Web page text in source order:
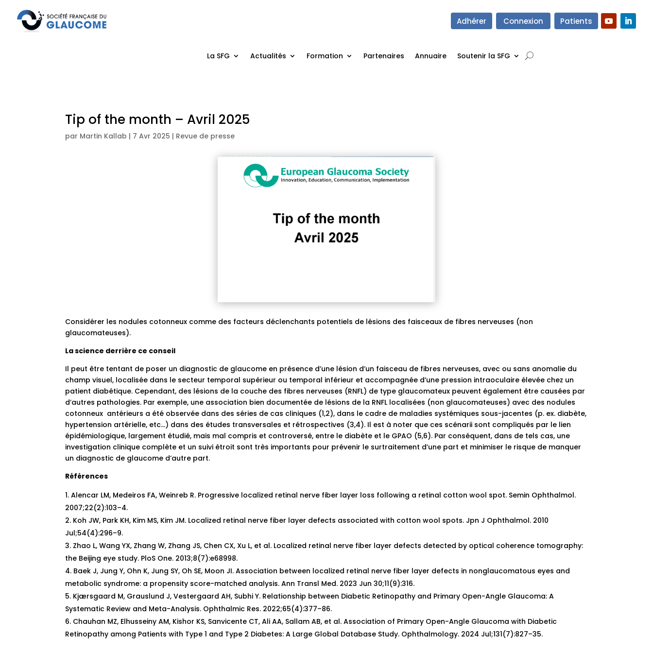
Adhérer Connexion Patients
La SFG Actualités Formation Partenaires Annuaire Soutenir la SFG
Tip of the month – Avril 2025
par Martin Kallab | 7 Avr 2025 | Revue de presse
Considérer les nodules cotonneux comme des facteurs déclenchants potentiels de lésions des faisceaux de fibres nerveuses (non
glaucomateuses).
La science derrière ce conseil
Il peut être tentant de poser un diagnostic de glaucome en présence d’une lésion d’un faisceau de fibres nerveuses, avec ou sans anomalie du
champ visuel, localisée dans le secteur temporal supérieur ou temporal inférieur et accompagnée d’une pression intraoculaire élevée chez un
patient diabétique. Cependant, des lésions de la couche des fibres nerveuses (RNFL) de type glaucomateux peuvent également être causées par
d’autres pathologies. Par exemple, une association bien documentée de lésions de la RNFL localisées (non glaucomateuses) avec des nodules
cotonneux antérieurs a été observée dans des séries de cas cliniques (1,2), dans le cadre de maladies systémiques sous-jacentes (p. ex. diabète,
hypertension artérielle, etc…) dans des études transversales et rétrospectives (3,4). Il est à noter que ces scénarii sont compliqués par le lien
épidémiologique, largement étudié, mais mal compris et controversé, entre le diabète et le GPAO (5,6). Par conséquent, dans de tels cas, une
investigation clinique complète et un suivi étroit sont très importants pour prévenir le surtraitement d’une part et minimiser le risque de manquer
un diagnostic de glaucome d’autre part.
Références
Alencar LM, Medeiros FA, Weinreb R. Progressive localized retinal nerve fiber layer loss following a retinal cotton wool spot. Semin Ophthalmol.
2007;22(2):103–4.
Koh JW, Park KH, Kim MS, Kim JM. Localized retinal nerve fiber layer defects associated with cotton wool spots. Jpn J Ophthalmol. 2010
Jul;54(4):296–9.
Zhao L, Wang YX, Zhang W, Zhang JS, Chen CX, Xu L, et al. Localized retinal nerve fiber layer defects detected by optical coherence tomography:
the Beijing eye study. PloS One. 2013;8(7):e68998.
Baek J, Jung Y, Ohn K, Jung SY, Oh SE, Moon JI. Association between localized retinal nerve fiber layer defects in nonglaucomatous eyes and
metabolic syndrome: a propensity score-matched analysis. Ann Transl Med. 2023 Jun 30;11(9):316.
Kjærsgaard M, Grauslund J, Vestergaard AH, Subhi Y. Relationship between Diabetic Retinopathy and Primary Open-Angle Glaucoma: A
Systematic Review and Meta-Analysis. Ophthalmic Res. 2022;65(4):377–86.
Chauhan MZ, Elhusseiny AM, Kishor KS, Sanvicente CT, Ali AA, Sallam AB, et al. Association of Primary Open-Angle Glaucoma with Diabetic
Retinopathy among Patients with Type 1 and Type 2 Diabetes: A Large Global Database Study. Ophthalmology. 2024 Jul;131(7):827–35.